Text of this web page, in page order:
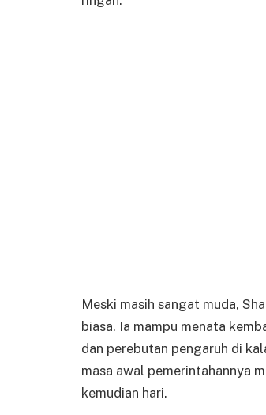
Meski masih sangat muda,
biasa. Ia mampu menata
dan perebutan pengaruh di
masa awal pemerintahannya
kemudian hari.